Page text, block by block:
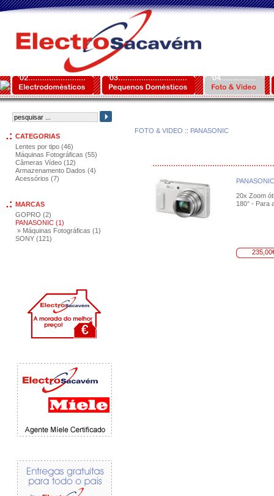
CATEGORIAS
Lentes por tipo (46)
Máquinas Fotográficas (55)
Câmeras Vídeo (12)
Armazenamento Dados (4)
Acessórios (7)
MARCAS
GOPRO (2)
PANASONIC (1)
» Máquinas Fotográficas (1)
SONY (121)
FOTO & VIDEO :: PANASONIC
20x Zoom
180° - Para